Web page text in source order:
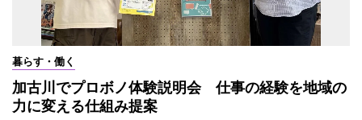
暮らす・働く
加古川でプロボノ体験説明会 仕事の経験を地域の
力に変える仕組み提案